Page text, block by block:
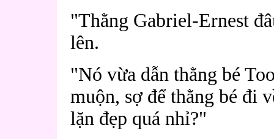
"Thằng Gabriel-Ernest
lên.
"Nó vừa dẫn thằng bé
muộn, sợ để thằng bé đi
lặn đẹp quá nhỉ?"